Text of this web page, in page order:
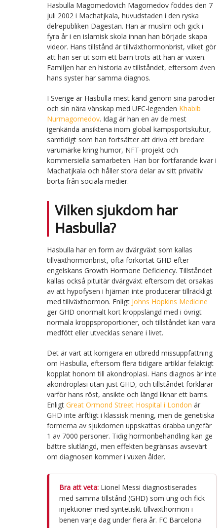
Hasbulla Magomedovich Magomedov föddes den 7
juli 2002 i Machatjkala, huvudstaden i den ryska
delrepubliken Dagestan. Han är muslim och gick i
fyra år i en islamisk skola innan han började skapa
videor. Hans tillstånd är tillväxthormonbrist, vilket gör
att han ser ut som ett barn trots att han är vuxen.
Familjen har en historia av tillståndet, eftersom även
hans syster har samma diagnos.
I Sverige är Hasbulla mest känd genom sina parodier
och sin nära vänskap med UFC-legenden Khabib
Nurmagomedov. Idag är han en av de mest
igenkända ansiktena inom global kampsportskultur,
samtidigt som han fortsätter att driva ett bredare
varumärke kring humor, NFT-projekt och
kommersiella samarbeten. Han bor fortfarande kvar i
Machatjkala och håller stora delar av sitt privatliv
borta från sociala medier.
Vilken sjukdom har
Hasbulla?
Hasbulla har en form av dvärgväxt som kallas
tillväxthormonbrist, ofta förkortat GHD efter
engelskans Growth Hormone Deficiency. Tillståndet
kallas också pituitär dvärgväxt eftersom det orsakas
av att hypofysen i hjärnan inte producerar tillräckligt
med tillväxthormon. Enligt Johns Hopkins Medicine
ger GHD onormalt kort kroppslängd med i övrigt
normala kroppsproportioner, och tillståndet kan vara
medfött eller utvecklas senare i livet.
Det är värt att korrigera en utbredd missuppfattning
om Hasbulla, eftersom flera tidigare artiklar felaktigt
kopplat honom till akondroplasi. Hans diagnos är inte
akondroplasi utan just GHD, och tillståndet förklarar
varför hans röst, ansikte och längd liknar ett barns.
Enligt Great Ormond Street Hospital i London är
GHD inte ärftligt i klassisk mening, men de genetiska
formerna av sjukdomen uppskattas drabba ungefär
1 av 7000 personer. Tidig hormonbehandling kan ge
bättre slutlängd, men effekten begränsas avsevärt
om diagnosen kommer i vuxen ålder.
Bra att veta:Lionel Messi diagnostiserades
med samma tillstånd (GHD) som ung och fick
injektioner med syntetiskt tillväxthormon i
benen varje dag under flera år. FC Barcelona